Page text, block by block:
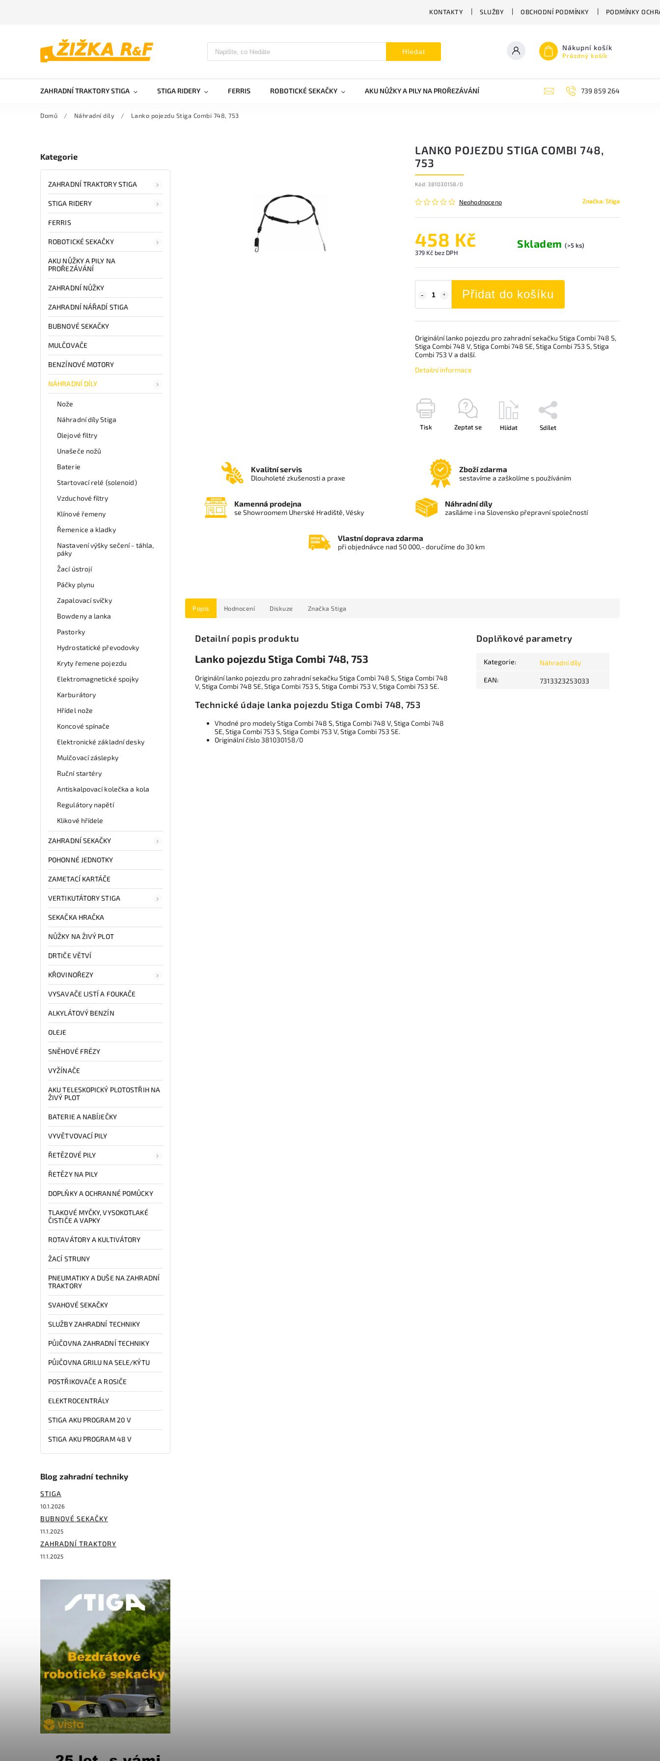
KONTAKTY SLUŽBY OBCHODNÍ PODMÍNKY PODMÍNKY
Hledat Nákupní košík
Prázdný košík
ZAHRADNÍ TRAKTORY STIGA STIGA RIDERY FERRIS ROBOTICKÉ SEKAČKY AKU NŮŽKY A PILY NA PROŘEZÁVÁNÍ ZAHRADNÍ NŮŽKY ZAHRADNÍ NÁŘADÍ STIGA
739 859 264
Domů / Náhradní díly / Lanko pojezdu Stiga Combi 748, 753
Kategorie
ZAHRADNÍ TRAKTORY STIGA
STIGA RIDERY
FERRIS
ROBOTICKÉ SEKAČKY
AKU NŮŽKY A PILY NA
PROŘEZÁVÁNÍ
ZAHRADNÍ NŮŽKY
ZAHRADNÍ NÁŘADÍ STIGA
BUBNOVÉ SEKAČKY
MULČOVAČE
BENZÍNOVÉ MOTORY
NÁHRADNÍ DÍLY
Nože
Náhradní díly Stiga
Olejové filtry
Unašeče nožů
Baterie
Startovací relé (solenoid)
Vzduchové filtry
Klínové řemeny
Řemenice a kladky
Nastavení výšky sečení - táhla,
páky
Žací ústrojí
Páčky plynu
Zapalovací svíčky
Bowdeny a lanka
Pastorky
Hydrostatické převodovky
Kryty řemene pojezdu
Elektromagnetické spojky
Karburátory
Hřídel nože
Koncové spínače
Elektronické základní desky
Mulčovací záslepky
Ruční startéry
Antiskalpovací kolečka a kola
Regulátory napětí
Klikové hřídele
ZAHRADNÍ SEKAČKY
POHONNÉ JEDNOTKY
ZAMETACÍ KARTÁČE
VERTIKUTÁTORY STIGA
SEKAČKA HRAČKA
NŮŽKY NA ŽIVÝ PLOT
DRTIČE VĚTVÍ
KŘOVINOŘEZY
VYSAVAČE LISTÍ A FOUKAČE
ALKYLÁTOVÝ BENZÍN
OLEJE
SNĚHOVÉ FRÉZY
VYŽÍNAČE
AKU TELESKOPICKÝ PLOTOSTŘIH NA
ŽIVÝ PLOT
BATERIE A NABÍJEČKY
VYVĚTVOVACÍ PILY
ŘETĚZOVÉ PILY
ŘETĚZY NA PILY
DOPLŇKY A OCHRANNÉ POMŮCKY
TLAKOVÉ MYČKY, VYSOKOTLAKÉ
ČISTIČE A VAPKY
ROTAVÁTORY A KULTIVÁTORY
ŽACÍ STRUNY
PNEUMATIKY A DUŠE NA ZAHRADNÍ
TRAKTORY
SVAHOVÉ SEKAČKY
SLUŽBY ZAHRADNÍ TECHNIKY
PŮJČOVNA ZAHRADNÍ TECHNIKY
PŮJČOVNA GRILU NA SELE/KÝTU
POSTŘIKOVAČE A ROSIČE
ELEKTROCENTRÁLY
STIGA AKU PROGRAM 20 V
STIGA AKU PROGRAM 48 V
Blog zahradní techniky
STIGA
10.1.2026
BUBNOVÉ SEKAČKY
11.1.2025
ZAHRADNÍ TRAKTORY
11.1.2025
LANKO POJEZDU STIGA COMBI 748,
753
Kód: 381030158/0
Neohodnoceno Značka:Stiga
458 Kč
379 Kč bez DPH
Skladem(>5 ks)
Přidat do košíku
Originální lanko pojezdu pro zahradní sekačku Stiga Combi 748 S,
Stiga Combi 748 V, Stiga Combi 748 SE, Stiga Combi 753 S, Stiga
Combi 753 V a další.
Detailní informace
Tisk Zeptat se Hlídat Sdílet
Kvalitní servis
Dlouholeté zkušenosti a praxe
Zboží zdarma
sestavíme a zaškolíme s používáním
Kamenná prodejna
se Showroomem Uherské Hradiště, Vésky
Náhradní díly
zasíláme i na Slovensko přepravní společností
Vlastní doprava zdarma
při objednávce nad 50 000,- doručíme do 30 km
Popis Hodnocení Diskuze Značka Stiga
Detailní popis produktu
Lanko pojezdu Stiga Combi 748, 753
Originální lanko pojezdu pro zahradní sekačku Stiga Combi 748 S, Stiga Combi 748
V, Stiga Combi 748 SE, Stiga Combi 753 S, Stiga Combi 753 V, Stiga Combi 753 SE.
Technické údaje lanka pojezdu Stiga Combi 748, 753
Vhodné pro modely Stiga Combi 748 S, Stiga Combi 748 V, Stiga Combi 748
SE, Stiga Combi 753 S, Stiga Combi 753 V, Stiga Combi 753 SE.
Originální číslo 381030158/0
Doplňkové parametry
Kategorie: Náhradní díly
EAN: 7313323253033